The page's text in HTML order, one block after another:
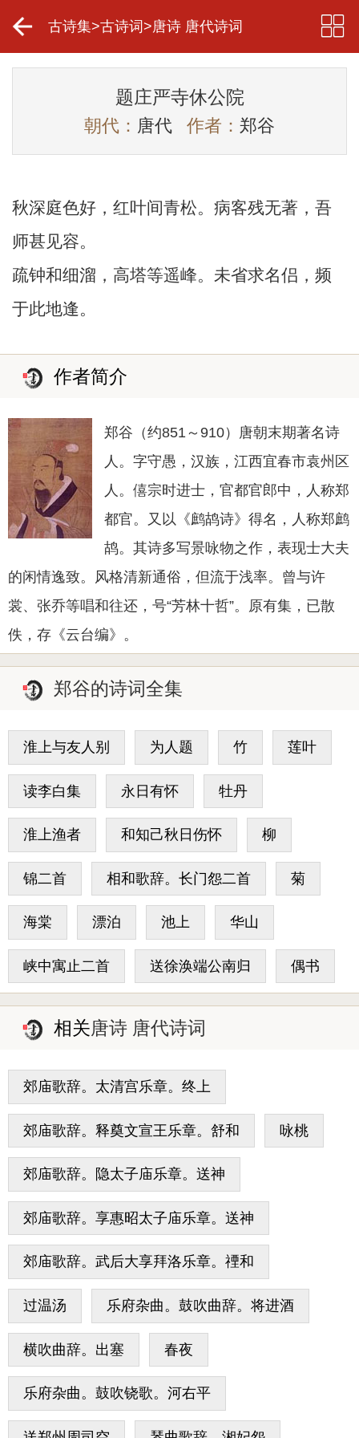
古诗集>古诗词 >唐诗 唐代诗词
题庄严寺休公院
朝代： 唐代 作者： 郑谷
秋深庭色好，红叶间青松。病客残无著，吾
师甚见容。
疏钟和细溜，高塔等遥峰。未省求名侣，频
于此地逢。
作者简介
郑谷（约851～910）唐朝末期著名诗
人。字守愚，汉族，江西宜春市袁州区
人。僖宗时进士，官都官郎中，人称郑
都官。又以《鹧鸪诗》得名，人称郑鹧
鸪。其诗多写景咏物之作，表现士大夫
的闲情逸致。风格清新通俗，但流于浅率。曾与许
裳、张乔等唱和往还，号“芳林十哲”。原有集，已散
佚，存《云台编》。
郑谷的诗词全集
淮上与友人别 为人题 竹 莲叶
读李白集 永日有怀 牡丹
淮上渔者 和知己秋日伤怀 柳
锦二首 相和歌辞。长门怨二首 菊
海棠 漂泊 池上 华山
峡中寓止二首 送徐涣端公南归 偶书
相关唐诗 唐代诗词
郊庙歌辞。太清宫乐章。终上
郊庙歌辞。释奠文宣王乐章。舒和 咏桃
郊庙歌辞。隐太子庙乐章。送神
郊庙歌辞。享惠昭太子庙乐章。送神
郊庙歌辞。武后大享拜洛乐章。禋和
过温汤 乐府杂曲。鼓吹曲辞。将进酒
横吹曲辞。出塞 春夜
乐府杂曲。鼓吹铙歌。河右平